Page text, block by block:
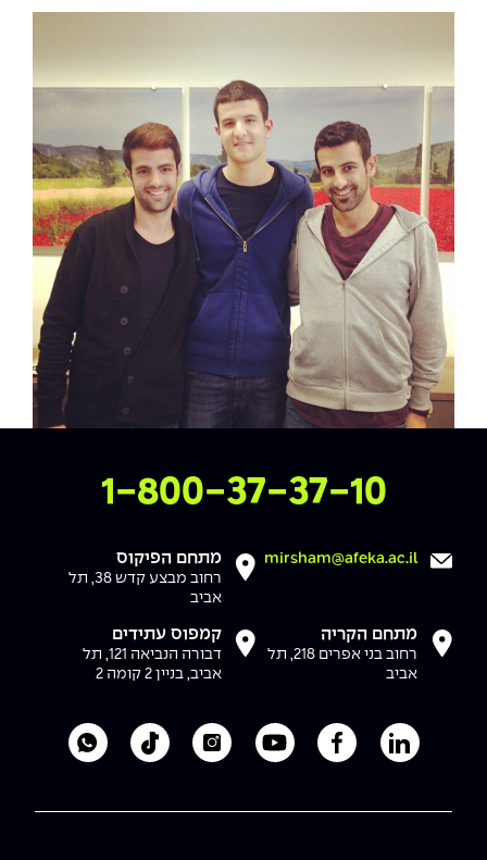
צרו איתנו קשר
1-800-37-37-10
mirsham@afeka.ac.il מתחם הפיקוס
רחוב מבצע קדש 38, תל
אביב
מתחם הקריה
רחוב בני אפרים 218, תל
אביב
קמפוס עתידים
דבורה הנביאה 121, תל
אביב, בניין 2 קומה 2
לעמוד הלינקדאין של מכללת אפקה
לעמוד הפייסבוק של מכללת אפקה
לעמוד היוטיוב של מכללת אפקה
לעמוד האינסטגרם של
לעמוד הטיקטוק
כניסה לסטודנטים
קורס ניהול מוצר בשילוב AI
אווירה נפיצה במתקני חשמל ומכשור
קורס ניהול פרויקטים בשילוב AI
קורסים מקצועיים מותאמים לארגונים
לכל הקורסים
סמסטר ראשון בתיכון
שכר לימוד
The Afeka Shop
חנות החדשנות והיזמות